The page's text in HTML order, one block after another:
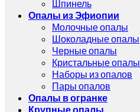
Шпинель
Опалы из Эфиопии
Молочные опалы
Шоколадные опалы
Черные опалы
Кристальные опалы
Наборы из опалов
Пары опалов
Опалы в огранке
Крупные опалы